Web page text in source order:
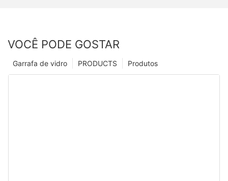
VOCÊ PODE GOSTAR
Produtos
PRODUCTS
Garrafa de vidro